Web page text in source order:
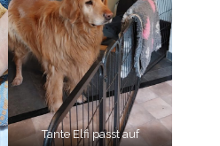
Tante Elfi passt auf